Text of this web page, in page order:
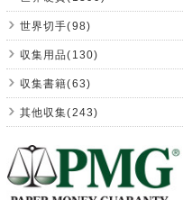
世界切手(98)
収集用品(130)
収集書籍(63)
其他収集(243)